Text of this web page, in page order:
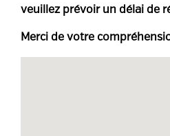
veuillez prévoir un délai de
Merci de votre